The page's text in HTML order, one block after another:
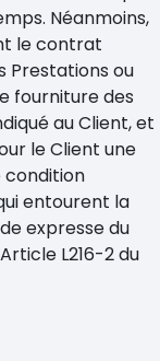
Néanmoins,
le contrat
Prestations ou
fourniture des
au Client, et
le Client une
condition
entourent la
expresse du
L216-2 du